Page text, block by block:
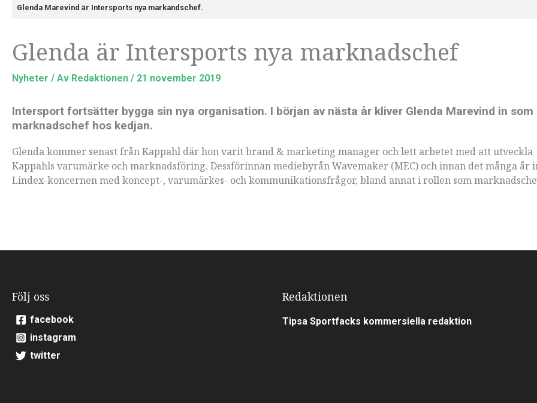
Glenda Marevind är Intersports nya markandschef.
Glenda är Intersports nya marknadschef
Nyheter / Av Redaktionen / 21 november 2019
Intersport fortsätter bygga sin nya organisation. I början av nästa år kliver Glenda Marevind in som
marknadschef hos kedjan.
Glenda kommer senast från Kappahl där hon varit brand & marketing manager och lett arbetet med att utveckla
Kappahls varumärke och marknadsföring. Dessförinnan mediebyrån Wavemaker (MEC) och innan det många år
Lindex-koncernen med koncept-, varumärkes- och kommunikationsfrågor, bland annat i rollen som
Följ oss
facebook
instagram
twitter
Redaktionen
Tipsa Sportfacks kommersiella redaktion